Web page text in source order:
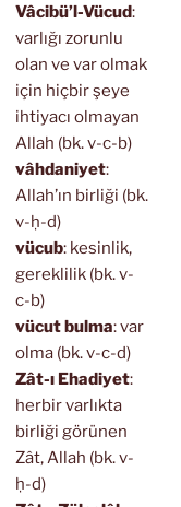
Vâcibü’l-Vücud:
varlığı zorunlu
olan ve var olmak
için hiçbir şeye
ihtiyacı olmayan
Allah (bk. v-c-b)
vâhdaniyet:
Allah’ın birliği (bk.
v-ḥ-d)
vücub: kesinlik,
gereklilik (bk. v-
c-b)
vücut bulma: var
olma (bk. v-c-d)
Zât-ı Ehadiyet:
herbir varlıkta
birliği görünen
Zât, Allah (bk. v-
ḥ-d)